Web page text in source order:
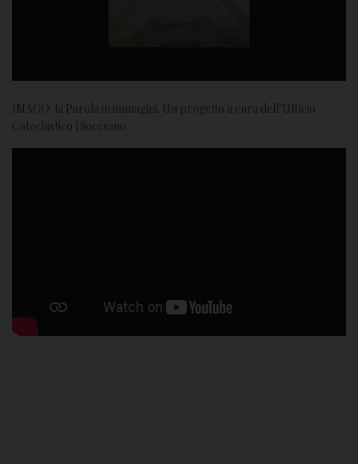
IMAGO: la Parola in immagini. Un progetto a cura dell’Ufficio
Catechistico Diocesano